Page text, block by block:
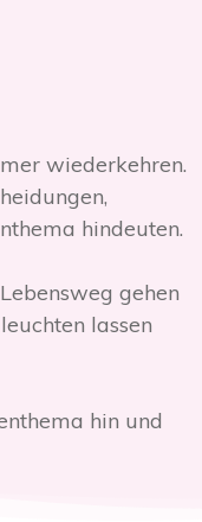
wiederkehren.
hindeuten.
gehen
lassen
hin und